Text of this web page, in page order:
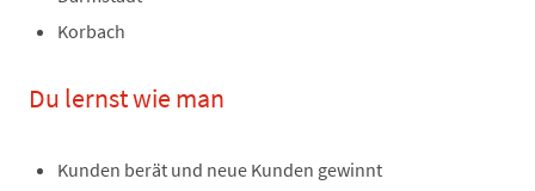
Korbach
Du lernst wie man
Kunden berät und neue Kunden gewinnt